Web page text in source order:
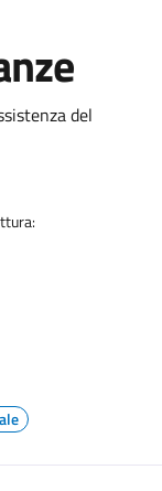
del